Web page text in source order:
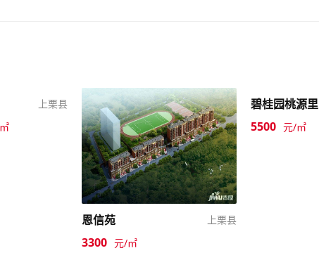
上栗县
恩信苑 上栗县
3300 元/㎡
碧桂园桃源里
5500 元/㎡